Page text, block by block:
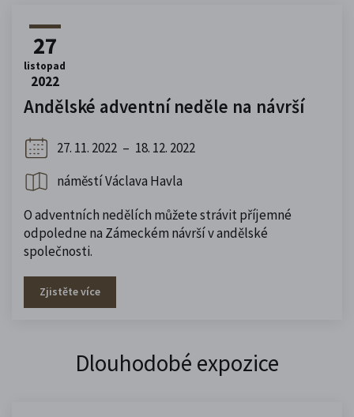
27
listopad
2022
Andělské adventní neděle na návrší
27. 11. 2022 – 18. 12. 2022
náměstí Václava Havla
O adventních nedělích můžete strávit příjemné
odpoledne na Zámeckém návrší v andělské
společnosti.
Zjistěte více
Dlouhodobé expozice